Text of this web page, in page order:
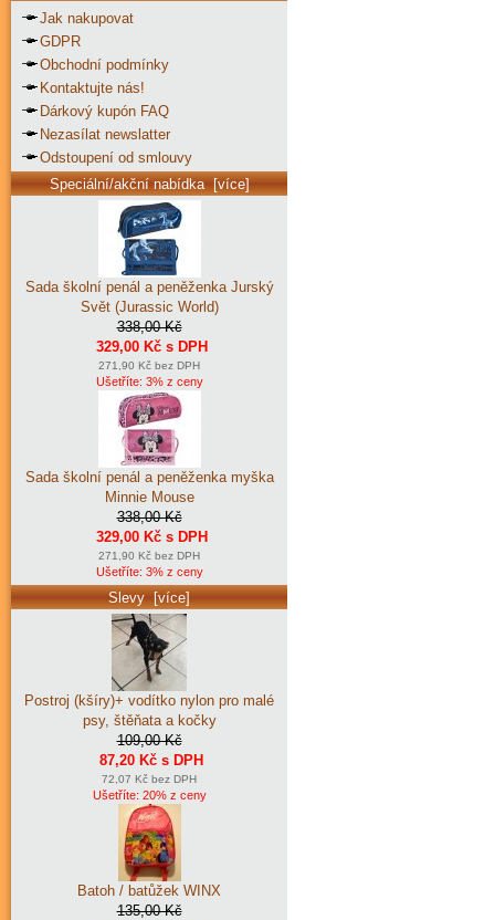
Jak nakupovat
GDPR
Obchodní podmínky
Kontaktujte nás!
Dárkový kupón FAQ
Nezasílat newslatter
Odstoupení od smlouvy
Speciální/akční nabídka [více]
Sada školní penál a peněženka Jurský
Svět (Jurassic World)
338,00 Kč
329,00 Kč s DPH
271,90 Kč bez DPH
Ušetříte: 3% z ceny
Sada školní penál a peněženka myška
Minnie Mouse
338,00 Kč
329,00 Kč s DPH
271,90 Kč bez DPH
Ušetříte: 3% z ceny
Slevy [více]
Postroj (kšíry)+ vodítko nylon pro malé
psy, štěňata a kočky
109,00 Kč
87,20 Kč s DPH
72,07 Kč bez DPH
Ušetříte: 20% z ceny
Batoh / batůžek WINX
135,00 Kč